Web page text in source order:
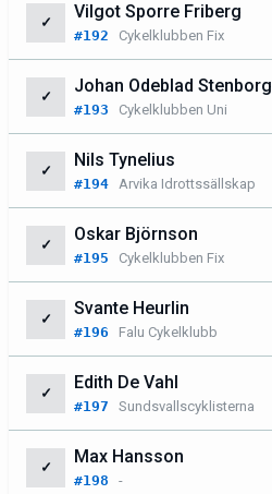
✓
Vilgot Sporre Friberg
#192 Cykelklubben Fix
✓
Johan Odeblad Stenborg
#193 Cykelklubben Uni
✓
Nils Tynelius
#194 Arvika Idrottssällskap
✓
Oskar Björnson
#195 Cykelklubben Fix
✓
Svante Heurlin
#196 Falu Cykelklubb
✓
Edith De Vahl
#197 Sundsvallscyklisterna
✓
Max Hansson
#198 -